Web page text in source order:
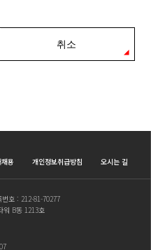
취소
용 개인정보취급방침 오시는 길
호 : 212-81-70277
워 B동 1213호